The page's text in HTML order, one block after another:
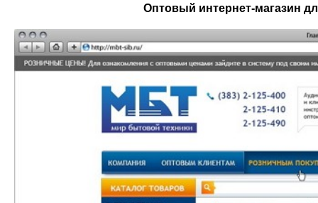
Оптовый интернет-магазин